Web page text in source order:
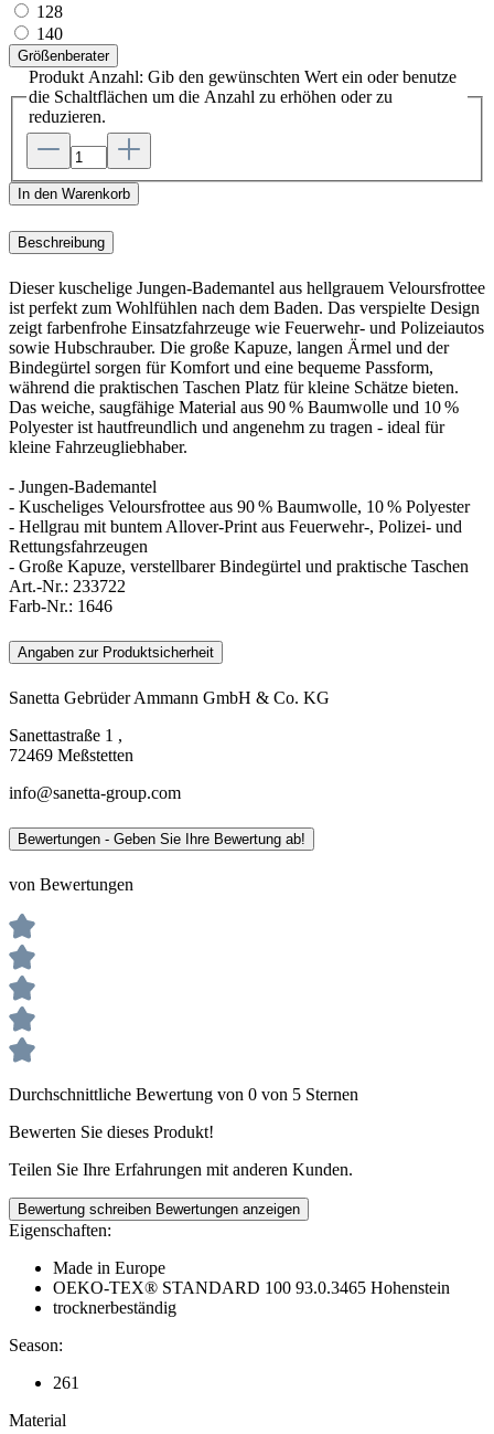
128
140
Größenberater
Produkt Anzahl: Gib den gewünschten Wert ein oder benutze
die Schaltflächen um die Anzahl zu erhöhen oder zu
reduzieren.
In den Warenkorb
Beschreibung
Dieser kuschelige Jungen-Bademantel aus hellgrauem Veloursfrottee
ist perfekt zum Wohlfühlen nach dem Baden. Das verspielte Design
zeigt farbenfrohe Einsatzfahrzeuge wie Feuerwehr- und Polizeiautos
sowie Hubschrauber. Die große Kapuze, langen Ärmel und der
Bindegürtel sorgen für Komfort und eine bequeme Passform,
während die praktischen Taschen Platz für kleine Schätze bieten.
Das weiche, saugfähige Material aus 90 % Baumwolle und 10 %
Polyester ist hautfreundlich und angenehm zu tragen - ideal für
kleine Fahrzeugliebhaber.
- Jungen-Bademantel
- Kuscheliges Veloursfrottee aus 90 % Baumwolle, 10 % Polyester
- Hellgrau mit buntem Allover-Print aus Feuerwehr-, Polizei- und
Rettungsfahrzeugen
- Große Kapuze, verstellbarer Bindegürtel und praktische Taschen
Art.-Nr.: 233722
Farb-Nr.: 1646
Angaben zur Produktsicherheit
Sanetta Gebrüder Ammann GmbH & Co. KG
Sanettastraße 1 ,
72469 Meßstetten
info@sanetta-group.com
Bewertungen - Geben Sie Ihre Bewertung ab!
von Bewertungen
Durchschnittliche Bewertung von 0 von 5 Sternen
Bewerten Sie dieses Produkt!
Teilen Sie Ihre Erfahrungen mit anderen Kunden.
Bewertung schreiben Bewertungen anzeigen
Eigenschaften:
Made in Europe
OEKO-TEX® STANDARD 100 93.0.3465 Hohenstein
trocknerbeständig
Season:
261
Material